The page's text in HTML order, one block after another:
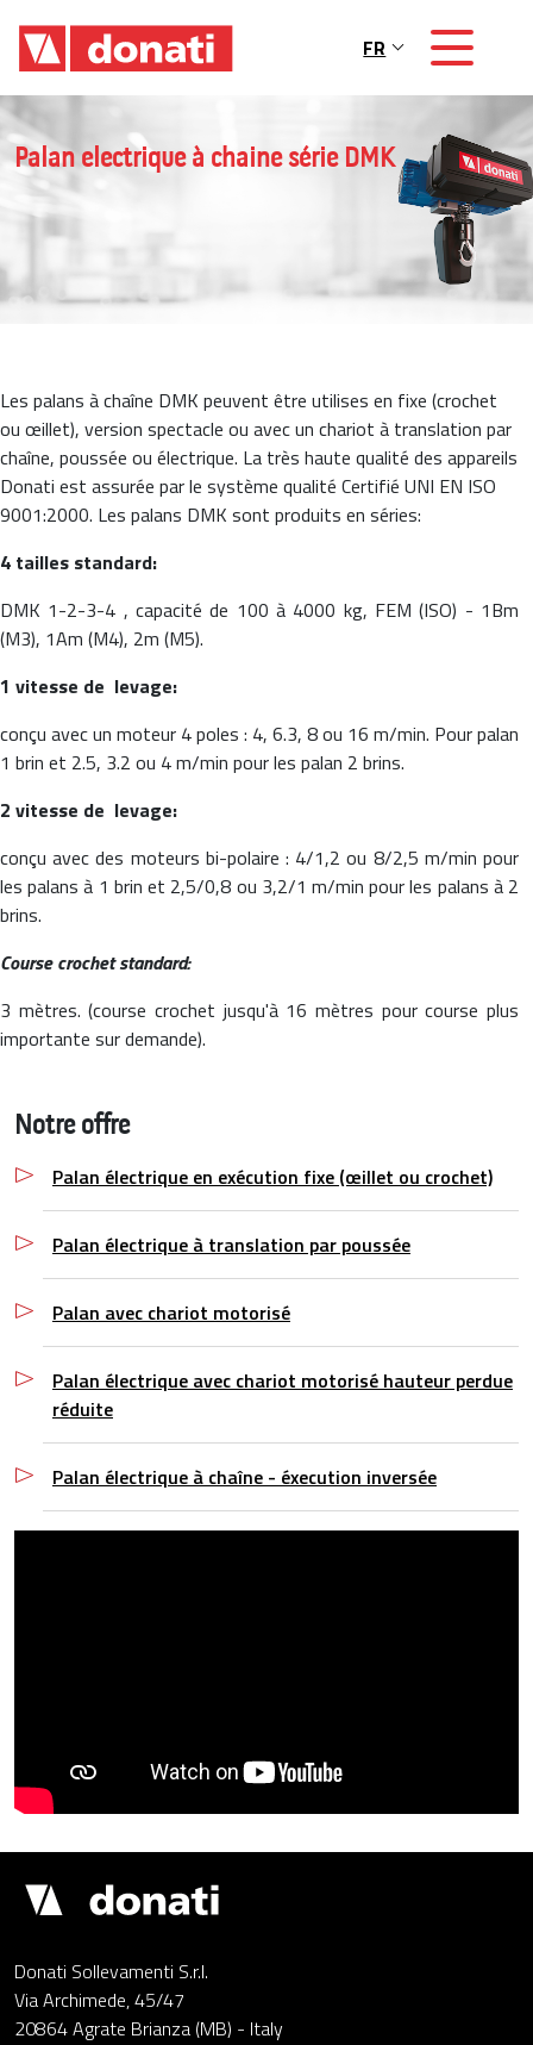
FR
Main navigation
Palan electrique à chaine série DMK
Les palans à chaîne DMK peuvent être utilises en fixe (crochet
ou œillet), version spectacle ou avec un chariot à translation par
chaîne, poussée ou électrique. La très haute qualité des appareils
Donati est assurée par le système qualité Certifié UNI EN ISO
9001:2000. Les palans DMK sont produits en séries:
4 tailles standard:
DMK 1-2-3-4 , capacité de 100 à 4000 kg, FEM (ISO) - 1Bm
(M3), 1Am (M4), 2m (M5).
1 vitesse de levage:
conçu avec un moteur 4 poles : 4, 6.3, 8 ou 16 m/min. Pour palan
1 brin et 2.5, 3.2 ou 4 m/min pour les palan 2 brins.
2 vitesse de levage:
conçu avec des moteurs bi-polaire : 4/1,2 ou 8/2,5 m/min pour
les palans à 1 brin et 2,5/0,8 ou 3,2/1 m/min pour les palans à 2
brins.
Course crochet standard:
3 mètres. (course crochet jusqu'à 16 mètres pour course plus
importante sur demande).
Notre offre
Palan électrique en exécution fixe (œillet ou crochet)
Palan électrique à translation par poussée
Palan avec chariot motorisé
Palan électrique avec chariot motorisé hauteur perdue
réduite
Palan électrique à chaîne - éxecution inversée
Drupal
Donati Sollevamenti S.r.l.
Via Archimede, 45/47
20864 Agrate Brianza (MB) - Italy